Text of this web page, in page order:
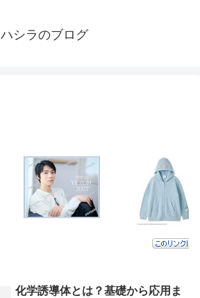
ハシラのブログ
化学誘導体とは？基礎から応用ま